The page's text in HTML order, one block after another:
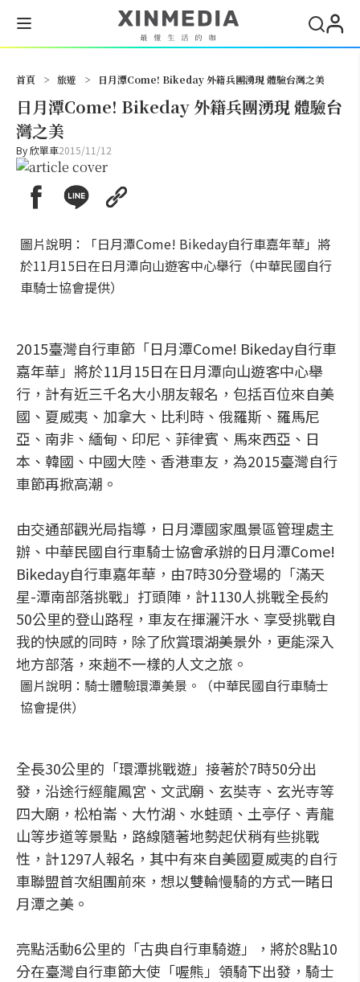
首頁 > 旅遊 > 日月潭Come! Bikeday 外籍兵團湧現 體驗台灣之美
日月潭Come! Bikeday 外籍兵團湧現 體驗台
灣之美
By欣單車2015/11/12
圖片說明：「日月潭Come! Bikeday自行車嘉年華」將
於11月15日在日月潭向山遊客中心舉行（中華民國自行
車騎士協會提供）
2015臺灣自行車節「日月潭Come! Bikeday自行車
嘉年華」將於11月15日在日月潭向山遊客中心舉
行，計有近三千名大小朋友報名，包括百位來自美
國、夏威夷、加拿大、比利時、俄羅斯、羅馬尼
亞、南非、緬甸、印尼、菲律賓、馬來西亞、日
本、韓國、中國大陸、香港車友，為2015臺灣自行
車節再掀高潮。
由交通部觀光局指導，日月潭國家風景區管理處主
辦、中華民國自行車騎士協會承辦的日月潭Come!
Bikeday自行車嘉年華，由7時30分登場的「滿天
星-潭南部落挑戰」打頭陣，計1130人挑戰全長約
50公里的登山路程，車友在揮灑汗水、享受挑戰自
我的快感的同時，除了欣賞環湖美景外，更能深入
地方部落，來趟不一樣的人文之旅。
圖片說明：騎士體驗環潭美景。（中華民國自行車騎士
協會提供）
全長30公里的「環潭挑戰遊」接著於7時50分出
發，沿途行經龍鳳宮、文武廟、玄奘寺、玄光寺等
四大廟，松柏崙、大竹湖、水蛙頭、土亭仔、青龍
山等步道等景點，路線隨著地勢起伏稍有些挑戰
性，計1297人報名，其中有來自美國夏威夷的自行
車聯盟首次組團前來，想以雙輪慢騎的方式一睹日
月潭之美。
亮點活動6公里的「古典自行車騎遊」，將於8點10
分在臺灣自行車節大使「喔熊」領騎下出發，騎士